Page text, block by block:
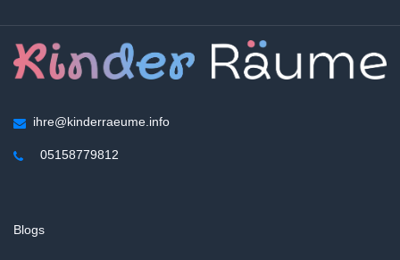
ihre@kinderraeume.info
05158779812
Blogs